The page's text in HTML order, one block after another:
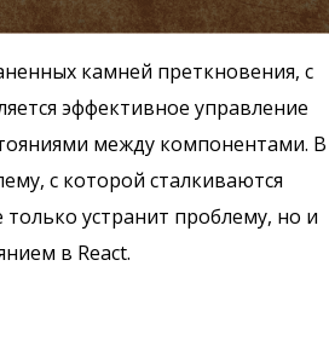
камней преткновения, с
эффективное управление
между компонентами. В
с которой сталкиваются
устранит проблему, но и
в React.